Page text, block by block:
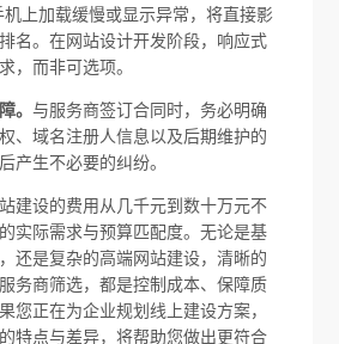
上加载缓慢或显示异常，将直接影
名。在网站设计开发阶段，响应式
，而非可选项。
。与服务商签订合同时，务必明确
、域名注册人信息以及后期维护的
产生不必要的纠纷。
建设的费用从几千元到数十万元不
实际需求与预算匹配度。无论是基
还是复杂的高端网站建设，清晰的
务商筛选，都是控制成本、保障质
您正在为企业规划线上建设方案，
特点与差异，将帮助您做出更符合